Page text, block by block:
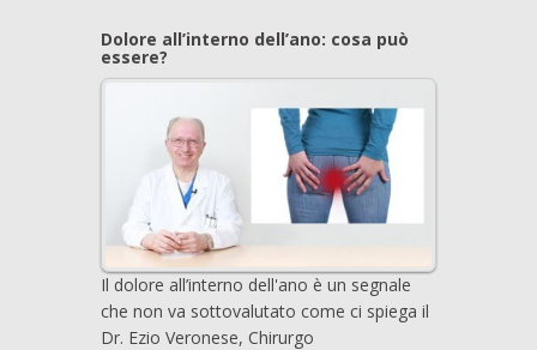
Dolore all’interno dell’ano: cosa può
essere?
Il dolore all’interno dell'ano è un segnale
che non va sottovalutato come ci spiega il
Dr. Ezio Veronese, Chirurgo